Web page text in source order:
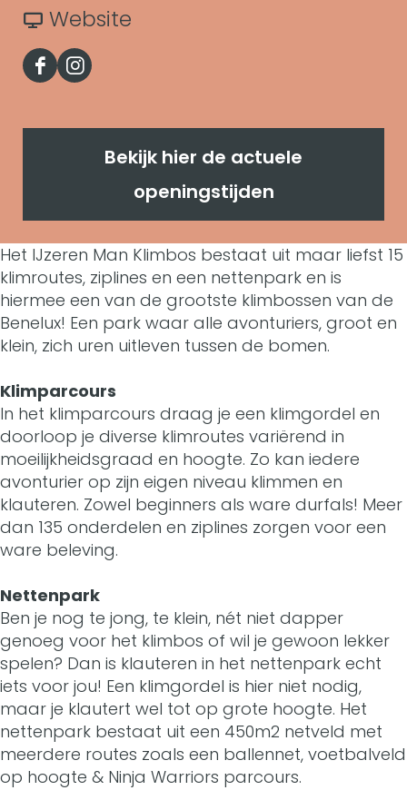
t
r
e
n
M
a
n
K
i
m
b
o
r
z
e
e
n
M
a
K
l
i
m
b
o
s
a
J
z
r
e
n
M
n
K
l
i
m
s
J
z
e
r
M
a
n
K
i
m
b
o
s
Website
I
J
z
e
r
e
n
n
K
i
o
s
F
b
o
o
k
I
J
z
e
r
e
n
M
a
n
K
l
i
I
a
g
r
a
m
I
J
z
e
r
e
n
M
a
n
K
l
Bekijk hier de actuele
openingstijden
Het IJzeren Man Klimbos bestaat uit maar liefst 15
klimroutes, ziplines en een nettenpark en is
hiermee een van de grootste klimbossen van de
Benelux! Een park waar alle avonturiers, groot en
klein, zich uren uitleven tussen de bomen.
Klimparcours
In het klimparcours draag je een klimgordel en
doorloop je diverse klimroutes variërend in
moeilijkheidsgraad en hoogte. Zo kan iedere
avonturier op zijn eigen niveau klimmen en
klauteren. Zowel beginners als ware durfals! Meer
dan 135 onderdelen en ziplines zorgen voor een
ware beleving.
Nettenpark
Ben je nog te jong, te klein, nét niet dapper
genoeg voor het klimbos of wil je gewoon lekker
spelen? Dan is klauteren in het nettenpark echt
iets voor jou! Een klimgordel is hier niet nodig,
maar je klautert wel tot op grote hoogte. Het
nettenpark bestaat uit een 450m2 netveld met
meerdere routes zoals een ballennet, voetbalveld
op hoogte & Ninja Warriors parcours.